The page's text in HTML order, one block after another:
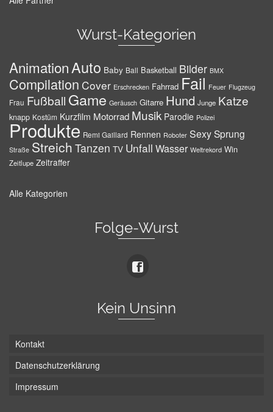
Wurst-Kategorien
AnimationAuto Baby Ball Basketball Bilder BMX
Compilation Cover Erschrecken Fahrrad Fail Feuer Flugzeug
Frau Fußball Game Geräusch Gitarre Hund Junge Katze
knapp Kostüm Kurzfilm Motorrad Musik Parodie Polizei
Produkte Remi Gaillard Rennen Roboter SexySprung
Straße Streich Tanzen TV Unfall Wasser Weltrekord Win
Zeitlupe Zeitraffer
Alle Kategorien
Folge-Wurst
Kein Unsinn
Kontakt
Datenschutzerklärung
Impressum